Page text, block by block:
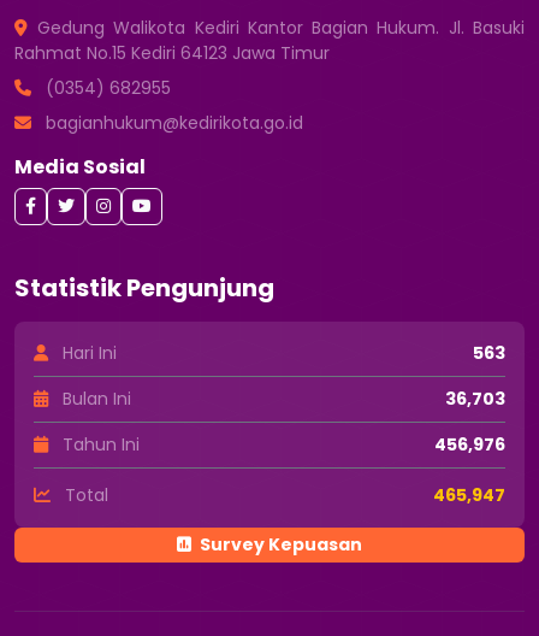
Gedung Walikota Kediri Kantor Bagian Hukum. Jl. Basuki
Rahmat No.15 Kediri 64123 Jawa Timur
(0354) 682955
bagianhukum@kedirikota.go.id
Media Sosial
Statistik Pengunjung
Hari Ini
563
Bulan Ini
36,703
Tahun Ini
456,976
Total 465,947
Survey Kepuasan